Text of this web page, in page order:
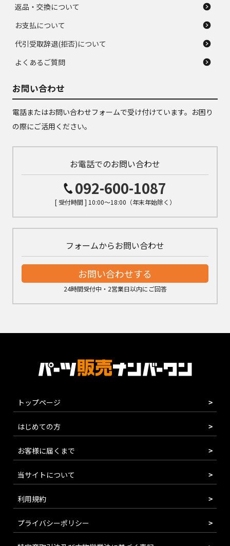
返品・交換について
お支払について
代引受取辞退(拒否)について
よくあるご質問
お問い合わせ
電話またはお問い合わせフォームで受け付けています。お困り
の際にご活用ください。
お電話でのお問い合わせ
092-600-1087
[ 受付時間 ] 10:00～18:00（年末年始除く）
フォームからお問い合わせ
お問い合わせする
24時間受付中・2営業日以内にご回答
トップページ
はじめての方
お客様に届くまで
当サイトについて
利用規約
プライバシーポリシー